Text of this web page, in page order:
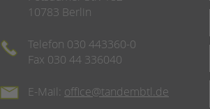
10783 Berlin
Telefon 030 443360-0
Fax 030 44 336040
E-Mail: office@tandembtl.de